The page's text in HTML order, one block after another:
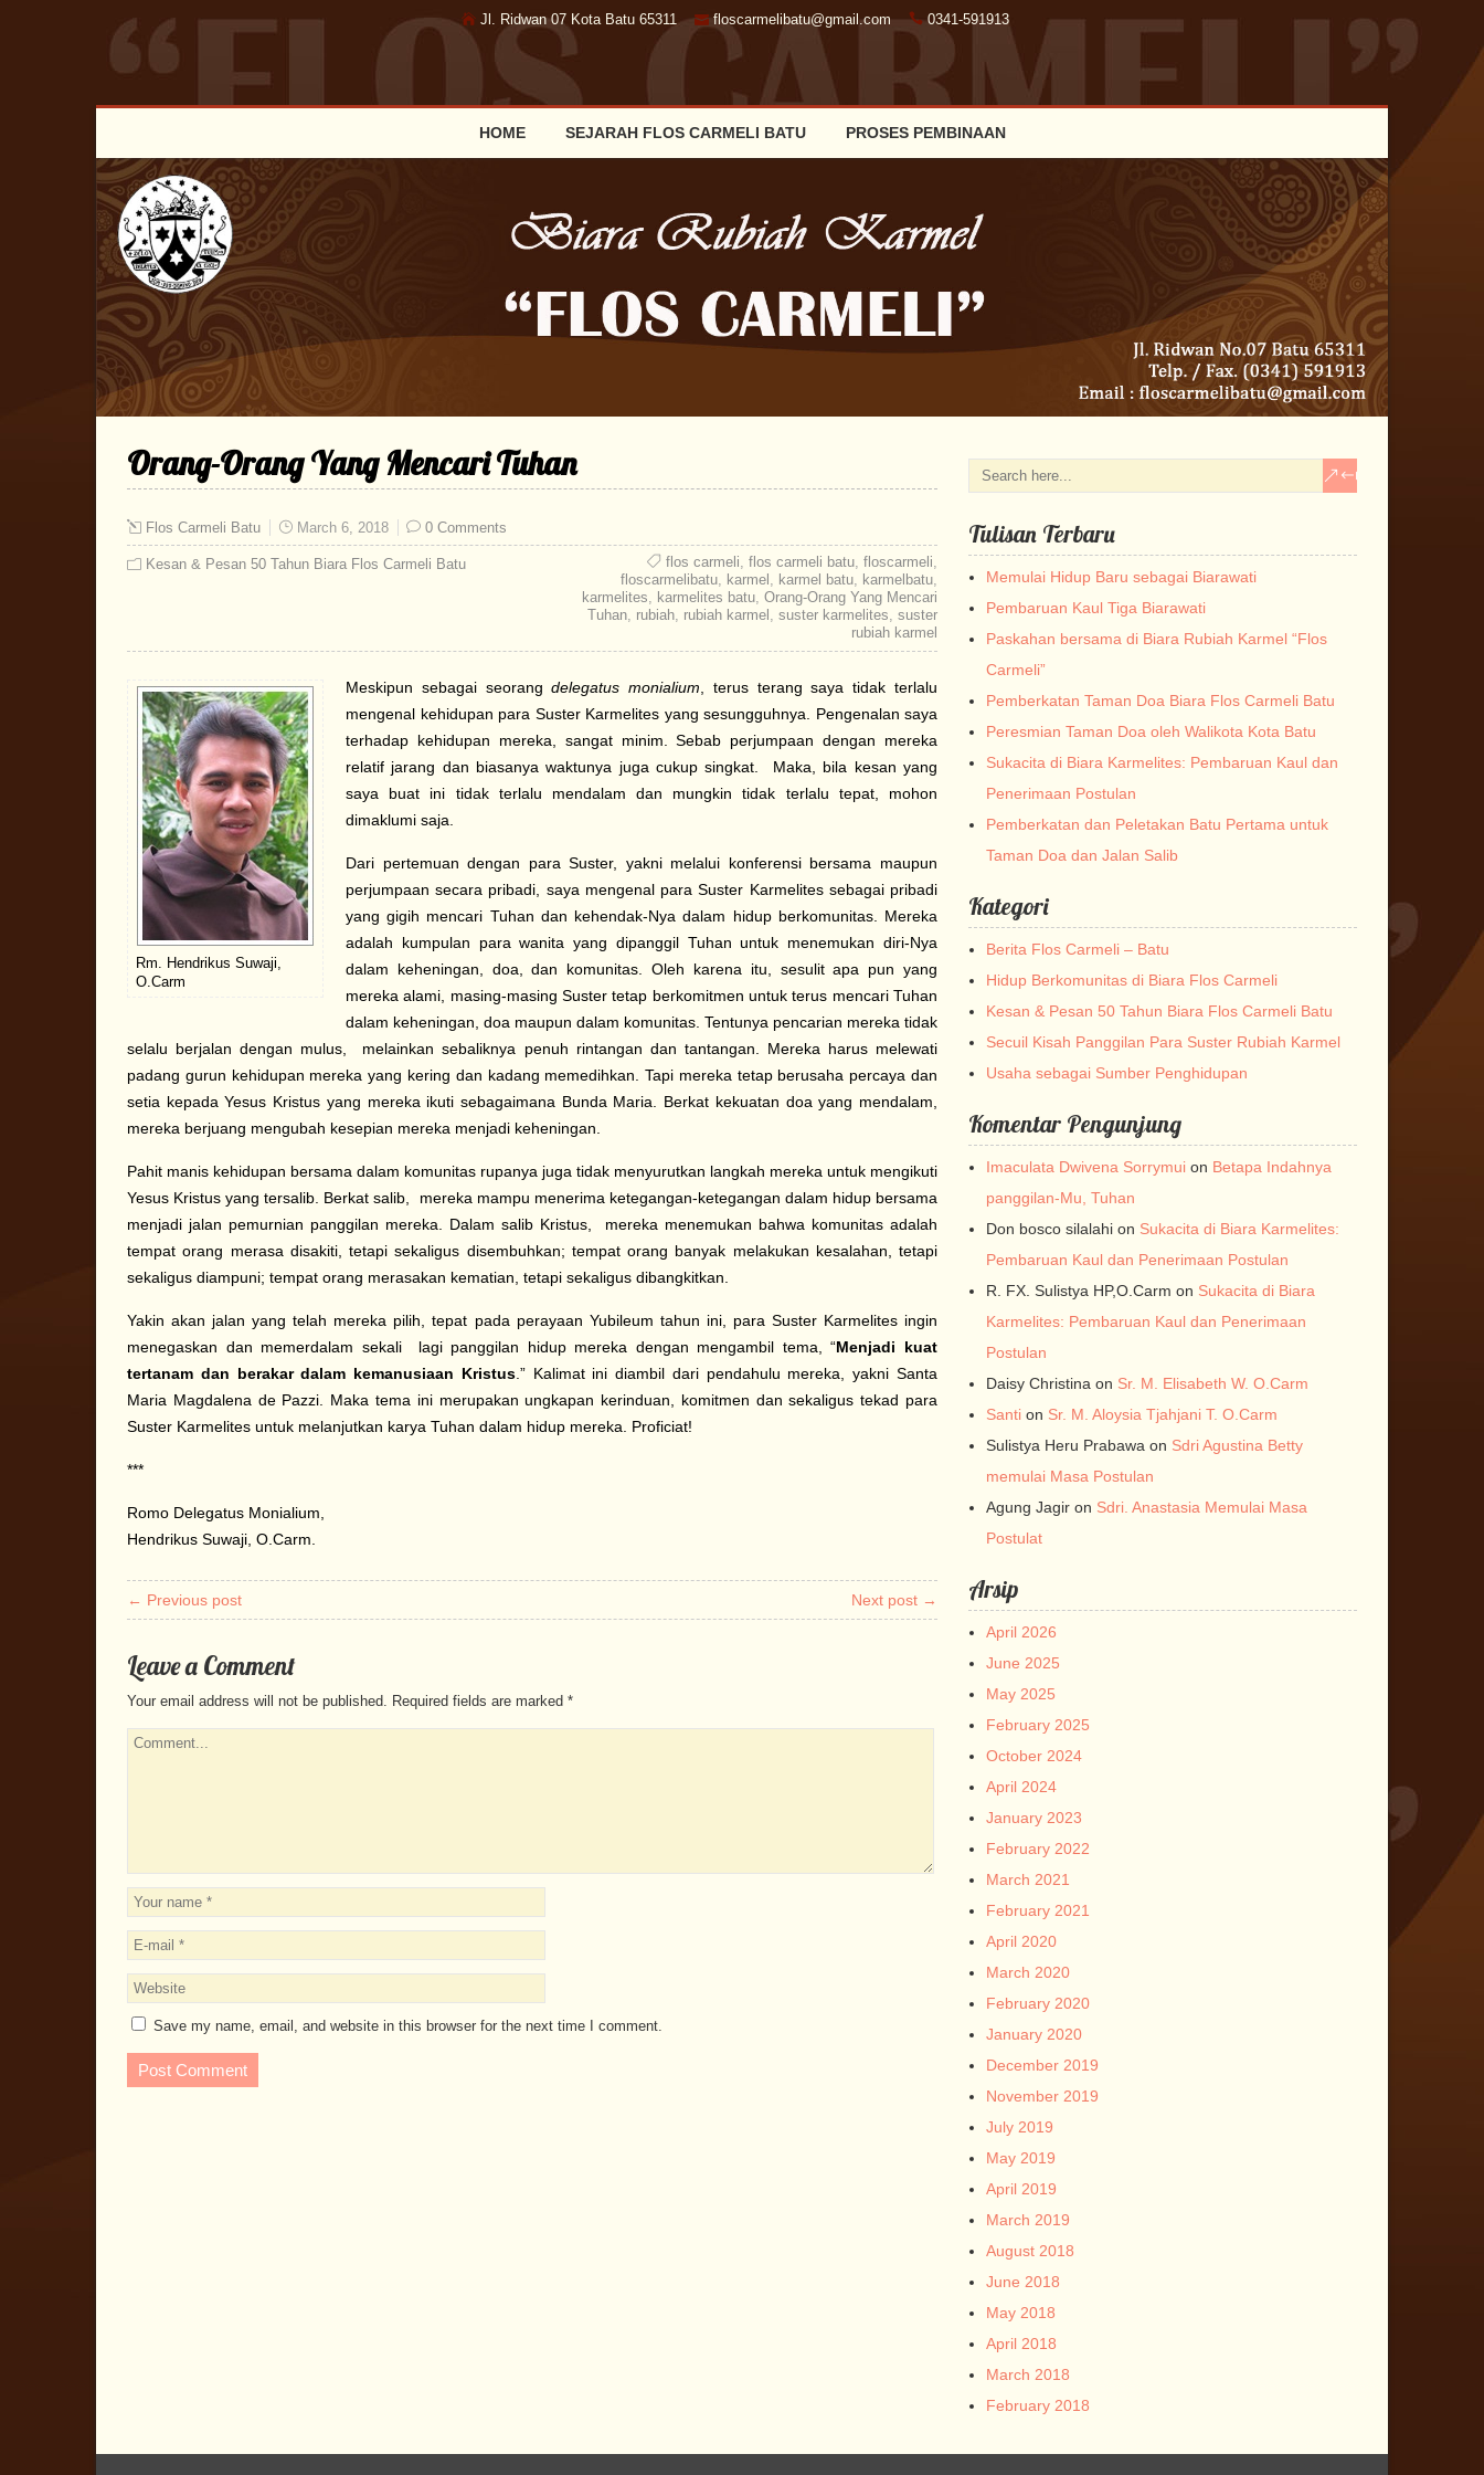
Jl. Ridwan 07 Kota Batu 65311 floscarmelibatu@gmail.com 0341-591913
HOME SEJARAH FLOS CARMELI BATU PROSES PEMBINAAN
Orang-Orang Yang Mencari Tuhan
Flos Carmeli Batu March 6, 2018 0 Comments
Kesan & Pesan 50 Tahun Biara Flos Carmeli Batu flos carmeli, flos carmeli batu, floscarmeli,
floscarmelibatu, karmel , karmel batu, karmelbatu,
karmelites, karmelites batu, Orang-Orang Yang Mencari
Tuhan, rubiah, rubiah karmel , suster karmelites, suster
rubiah karmel
Rm. Hendrikus Suwaji,
O.Carm
Meskipun sebagai seorangdelegatus monialium , terus terang saya tidak terlalu
mengenal kehidupan para Suster Karmelites yang sesungguhnya. Pengenalan saya
terhadap kehidupan mereka, sangat minim. Sebab perjumpaan dengan mereka
relatif jarang dan biasanya waktunya juga cukup singkat. Maka, bila kesan yang
saya buat ini tidak terlalu mendalam dan mungkin tidak terlalu tepat, mohon
dimaklumi saja.
Dari pertemuan dengan para Suster, yakni melalui konferensi bersama maupun
perjumpaan secara pribadi, saya mengenal para Suster Karmelites sebagai pribadi
yang gigih mencari Tuhan dan kehendak-Nya dalam hidup berkomunitas. Mereka
adalah kumpulan para wanita yang dipanggil Tuhan untuk menemukan diri-Nya
dalam keheningan, doa, dan komunitas. Oleh karena itu, sesulit apa pun yang
mereka alami, masing-masing Suster tetap berkomitmen untuk terus mencari Tuhan
dalam keheningan, doa maupun dalam komunitas. Tentunya pencarian mereka tidak
selalu berjalan dengan mulus, melainkan sebaliknya penuh rintangan dan tantangan. Mereka harus melewati
padang gurun kehidupan mereka yang kering dan kadang memedihkan. Tapi mereka tetap berusaha percaya dan
setia kepada Yesus Kristus yang mereka ikuti sebagaimana Bunda Maria. Berkat kekuatan doa yang mendalam,
mereka berjuang mengubah kesepian mereka menjadi keheningan.
Pahit manis kehidupan bersama dalam komunitas rupanya juga tidak menyurutkan langkah mereka untuk mengikuti
Yesus Kristus yang tersalib. Berkat salib, mereka mampu menerima ketegangan-ketegangan dalam hidup bersama
menjadi jalan pemurnian panggilan mereka. Dalam salib Kristus, mereka menemukan bahwa komunitas adalah
tempat orang merasa disakiti, tetapi sekaligus disembuhkan; tempat orang banyak melakukan kesalahan, tetapi
sekaligus diampuni; tempat orang merasakan kematian, tetapi sekaligus dibangkitkan.
Yakin akan jalan yang telah mereka pilih, tepat pada perayaan Yubileum tahun ini, para Suster Karmelites ingin
menegaskan dan memerdalam sekali lagi panggilan hidup mereka dengan mengambil tema, “Menjadi kuat
tertanam dan berakar dalam kemanusiaan Kristus.” Kalimat ini diambil dari pendahulu mereka, yakni Santa
Maria Magdalena de Pazzi. Maka tema ini merupakan ungkapan kerinduan, komitmen dan sekaligus tekad para
Suster Karmelites untuk melanjutkan karya Tuhan dalam hidup mereka. Proficiat!
***
Romo Delegatus Monialium,
Hendrikus Suwaji, O.Carm.
← Previous post Next post →
Leave a Comment
Your email address will not be published. Required fields are marked *
Save my name, email, and website in this browser for the next time I comment.
Tulisan Terbaru
Memulai Hidup Baru sebagai Biarawati
Pembaruan Kaul Tiga Biarawati
Paskahan bersama di Biara Rubiah Karmel “Flos
Carmeli”
Pemberkatan Taman Doa Biara Flos Carmeli Batu
Peresmian Taman Doa oleh Walikota Kota Batu
Sukacita di Biara Karmelites: Pembaruan Kaul dan
Penerimaan Postulan
Pemberkatan dan Peletakan Batu Pertama untuk
Taman Doa dan Jalan Salib
Kategori
Berita Flos Carmeli – Batu
Hidup Berkomunitas di Biara Flos Carmeli
Kesan & Pesan 50 Tahun Biara Flos Carmeli Batu
Secuil Kisah Panggilan Para Suster Rubiah Karmel
Usaha sebagai Sumber Penghidupan
Komentar Pengunjung
Imaculata Dwivena Sorrymui on Betapa Indahnya
panggilan-Mu, Tuhan
Don bosco silalahi on Sukacita di Biara Karmelites:
Pembaruan Kaul dan Penerimaan Postulan
R. FX. Sulistya HP,O.Carm on Sukacita di Biara
Karmelites: Pembaruan Kaul dan Penerimaan
Postulan
Daisy Christina on Sr. M. Elisabeth W. O.Carm
Santi on Sr. M. Aloysia Tjahjani T. O.Carm
Sulistya Heru Prabawa on Sdri Agustina Betty
memulai Masa Postulan
Agung Jagir on Sdri. Anastasia Memulai Masa
Postulat
Arsip
April 2026
June 2025
May 2025
February 2025
October 2024
April 2024
January 2023
February 2022
March 2021
February 2021
April 2020
March 2020
February 2020
January 2020
December 2019
November 2019
July 2019
May 2019
April 2019
March 2019
August 2018
June 2018
May 2018
April 2018
March 2018
February 2018